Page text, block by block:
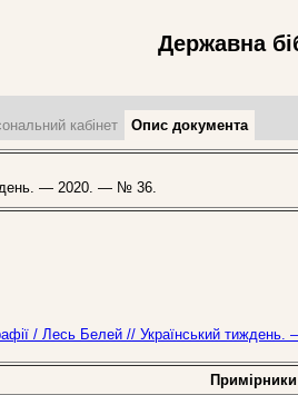
Державна
кабінет Опис документа
— 2020. — № 36.
/ Лесь Белей // Український
Примірники